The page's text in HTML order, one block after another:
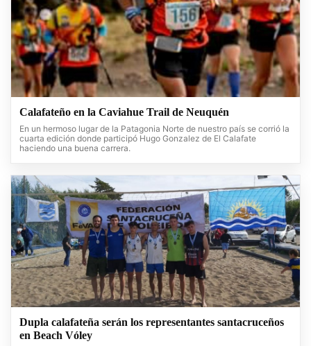
Calafateño en la Caviahue Trail de Neuquén
En un hermoso lugar de la Patagonia Norte de nuestro país se corrió la
cuarta edición donde participó Hugo Gonzalez de El Calafate
haciendo una buena carrera.
Dupla calafateña serán los representantes santacruceños
en Beach Vóley